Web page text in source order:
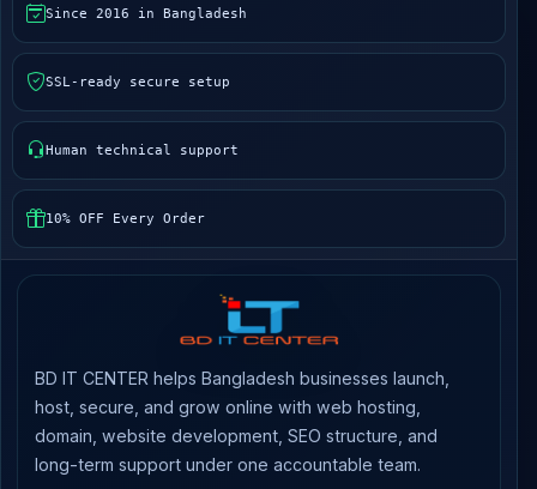
Since 2016 in Bangladesh
SSL-ready secure setup
Human technical support
10% OFF Every Order
BD IT CENTER helps Bangladesh businesses launch,
host, secure, and grow online with web hosting,
domain, website development, SEO structure, and
long-term support under one accountable team.